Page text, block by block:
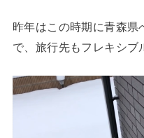
昨年はこの時期に青森県
で、旅行先もフレキシブ